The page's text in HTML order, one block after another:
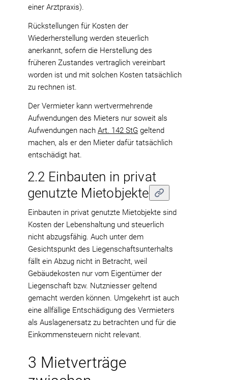
einer Arztpraxis).
Rückstellungen für Kosten der
Wiederherstellung werden steuerlich
anerkannt, sofern die Herstellung des
früheren Zustandes vertraglich vereinbart
worden ist und mit solchen Kosten tatsächlich
zu rechnen ist.
Der Vermieter kann wertvermehrende
Aufwendungen des Mieters nur soweit als
Aufwendungen nach Art. 142 StG geltend
machen, als er den Mieter dafür tatsächlich
entschädigt hat.
2.2 Einbauten in privat
genutzte Mietobjekte
Einbauten in privat genutzte Mietobjekte sind
Kosten der Lebenshaltung und steuerlich
nicht abzugsfähig. Auch unter dem
Gesichtspunkt des Liegenschaftsunterhalts
fällt ein Abzug nicht in Betracht, weil
Gebäudekosten nur vom Eigentümer der
Liegenschaft bzw. Nutzniesser geltend
gemacht werden können. Umgekehrt ist auch
eine allfällige Entschädigung des Vermieters
als Auslagenersatz zu betrachten und für die
Einkommensteuern nicht relevant.
3 Mietverträge